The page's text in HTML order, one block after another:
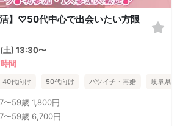
】♡50代中心で出会いたい方限
土) 13:30〜
間
40代向け 50代向け バツイチ・再婚 岐阜県
〜59歳 1,800円
〜59歳 6,700円